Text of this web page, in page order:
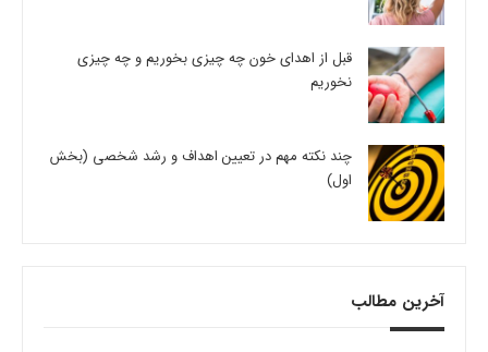
قبل از اهدای خون چه چیزی بخوریم و چه چیزی
نخوریم
چند نکته مهم در تعیین اهداف و رشد شخصی (بخش
اول)
آخرین مطالب